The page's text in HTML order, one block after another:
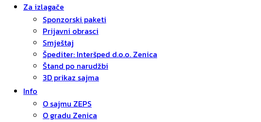
Za izlagače
Sponzorski paketi
Prijavni obrasci
Smještaj
Špediter: Interšped d.o.o. Zenica
Štand po narudžbi
3D prikaz sajma
Info
O sajmu ZEPS
O gradu Zenica